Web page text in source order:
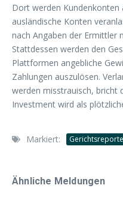
Dort werden Kundenkonten
ausländische Konten
nach Angaben der Ermittler
Stattdessen werden den
Plattformen angebliche
Zahlungen auszulösen.
werden misstrauisch, bricht
Investment wird als
Markiert:
Ähnliche Meldungen